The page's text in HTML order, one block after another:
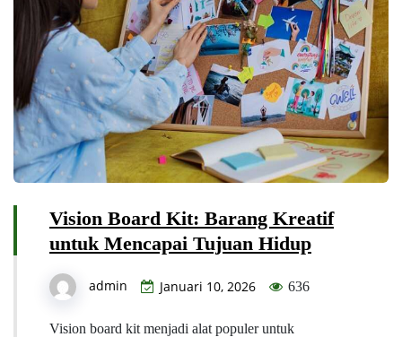
Vision Board Kit: Barang Kreatif
untuk Mencapai Tujuan Hidup
admin Januari 10, 2026 636
Vision board kit menjadi alat populer untuk